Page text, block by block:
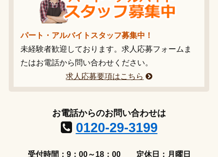
パート・アルバイトスタッフ募集中！
未経験者歓迎しております。求人応募フォームま
たはお電話から問い合わせください。
求人応募要項はこちら
お電話からのお問い合わせは
0120-29-3199
受付時間：9：00～18：00 定休日：月曜日